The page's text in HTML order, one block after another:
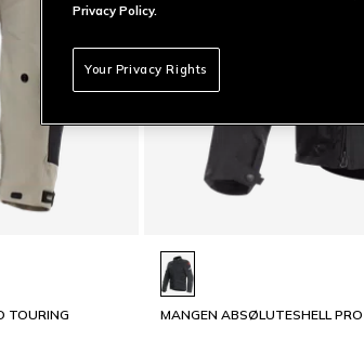
TOURING
MANGEN ABSØLUTESHELL
Privacy Policy.
Your Privacy Rights